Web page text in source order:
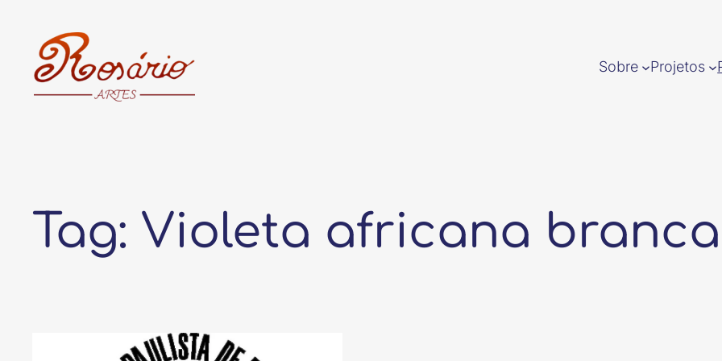
conteúdo
Sobre Projetos
Tag: Violeta africana branca